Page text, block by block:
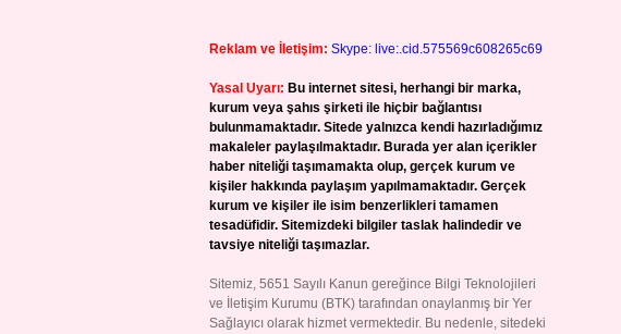
Reklam ve İletişim: Skype: live:.cid.575569c608265c69
Yasal Uyarı: Bu internet sitesi, herhangi bir marka,
kurum veya şahıs şirketi ile hiçbir bağlantısı
bulunmamaktadır. Sitede yalnızca kendi hazırladığımız
makaleler paylaşılmaktadır. Burada yer alan içerikler
haber niteliği taşımamakta olup, gerçek kurum ve
kişiler hakkında paylaşım yapılmamaktadır. Gerçek
kurum ve kişiler ile isim benzerlikleri tamamen
tesadüfidir. Sitemizdeki bilgiler taslak halindedir ve
tavsiye niteliği taşımazlar.
Sitemiz, 5651 Sayılı Kanun gereğince Bilgi Teknolojileri
ve İletişim Kurumu (BTK) tarafından onaylanmış bir Yer
Sağlayıcı olarak hizmet vermektedir. Bu nedenle, sitedeki